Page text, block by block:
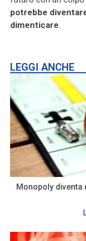
potrebbe
dimenticare.
LEGGI ANCHE
Monopoly diventa